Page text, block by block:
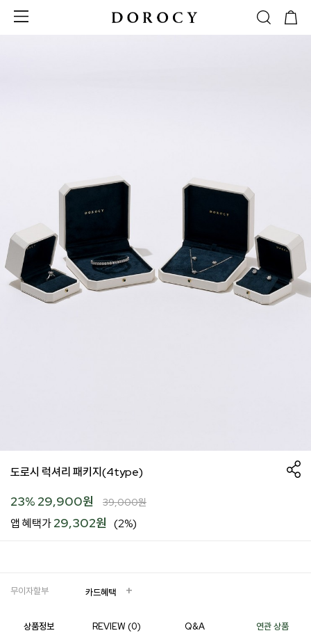
도로시 럭셔리 패키지(4type)
23% 29,900원 39,000원
앱 혜택가29,302원 (2%)
무이자할부 카드혜택
상품정보 REVIEW (0) Q&A 연관 상품